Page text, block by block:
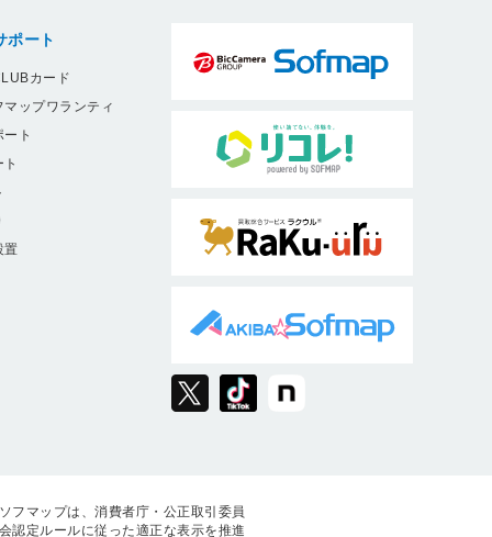
ポート
カード
ップワランティ
ト
置
ソフマップは、消費者庁・公正取引委員
会認定ルールに従った適正な表示を推進